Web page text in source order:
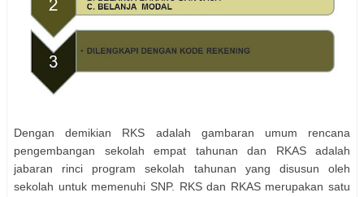
Dengan demikian RKS adalah gambaran umum rencana
pengembangan sekolah empat tahunan dan RKAS adalah
jabaran rinci program sekolah tahunan yang disusun oleh
sekolah untuk memenuhi SNP. RKS dan RKAS merupakan satu